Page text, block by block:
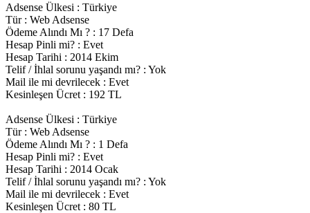
Adsense Ülkesi : Türkiye
Tür : Web Adsense
Ödeme Alındı Mı ? : 17 Defa
Hesap Pinli mi? : Evet
Hesap Tarihi : 2014 Ekim
Telif / İhlal sorunu yaşandı mı? : Yok
Mail ile mi devrilecek : Evet
Kesinleşen Ücret : 192 TL
Adsense Ülkesi : Türkiye
Tür : Web Adsense
Ödeme Alındı Mı ? : 1 Defa
Hesap Pinli mi? : Evet
Hesap Tarihi : 2014 Ocak
Telif / İhlal sorunu yaşandı mı? : Yok
Mail ile mi devrilecek : Evet
Kesinleşen Ücret : 80 TL